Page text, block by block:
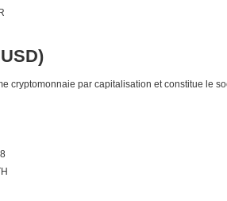
cryptomonnaie par capitalisation et constitue le